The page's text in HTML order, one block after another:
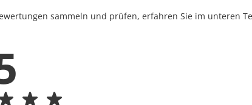
sammeln und prüfen, erfahren Sie im unteren